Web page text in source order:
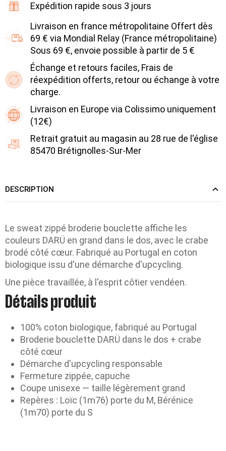
Expédition rapide sous 3 jours
Livraison en france métropolitaine Offert dès
69 € via Mondial Relay (France métropolitaine)
Sous 69 €, envoie possible à partir de 5 €
Échange et retours faciles, Frais de
réexpédition offerts, retour ou échange à votre
charge.
Livraison en Europe via Colissimo uniquement
(12€)
Retrait gratuit au magasin au 28 rue de l'église
85470 Brétignolles-Sur-Mer
DESCRIPTION
Le sweat zippé broderie bouclette affiche les
couleurs DARÜ en grand dans le dos, avec le crabe
brodé côté cœur. Fabriqué au Portugal en coton
biologique issu d'une démarche d'upcycling.
Une pièce travaillée, à l'esprit côtier vendéen.
Détails produit
100% coton biologique, fabriqué au Portugal
Broderie bouclette DARÜ dans le dos + crabe
côté cœur
Démarche d'upcycling responsable
Fermeture zippée, capuche
Coupe unisexe — taille légèrement grand
Repères : Loïc (1m76) porte du M, Bérénice
(1m70) porte du S